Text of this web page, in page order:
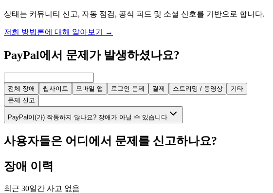
상태는 커뮤니티 신고, 자동 점검, 공식 피드 및 소셜 신호를 기반으로 합니다.
저희 방법론에 대해 알아보기 →
PayPal에서 문제가 발생하셨나요?
전체 장애 웹사이트 모바일 앱 로그인 문제 결제 스트리밍 / 동영상
기타
문제 신고
PayPal이(가) 작동하지 않나요? 장애가 아닐 수 있습니다
사용자들은 어디에서 문제를 신고하나요?
장애 이력
최근 30일간 사고 없음